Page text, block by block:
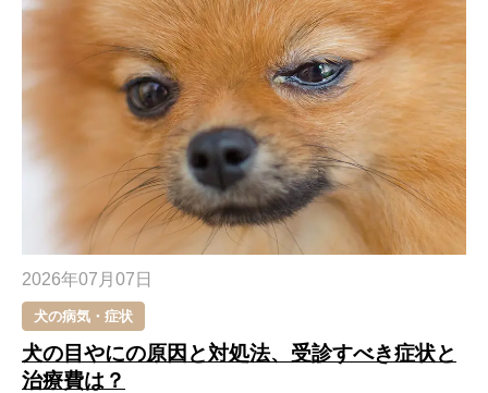
2026年07月07日
犬の病気・症状
犬の目やにの原因と対処法、受診すべき症状と
治療費は？